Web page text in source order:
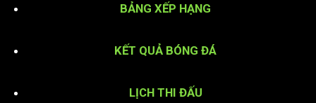
BẢNG XẾP HẠNG
KẾT QUẢ BÓNG ĐÁ
LỊCH THI ĐẤU